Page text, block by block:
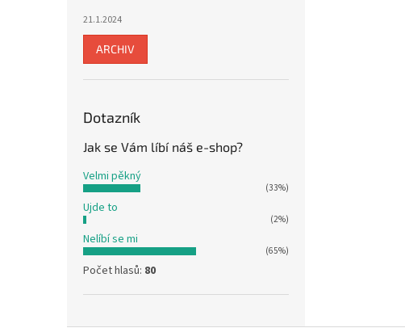
21.1.2024
ARCHIV
Dotazník
Jak se Vám líbí náš e-shop?
Velmi pěkný
(33%)
Ujde to
(2%)
Nelíbí se mi
(65%)
Počet hlasů: 80